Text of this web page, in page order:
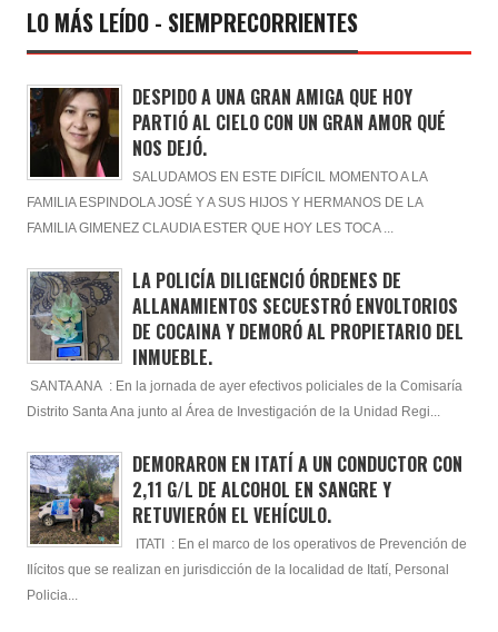
LO MÁS LEÍDO - SIEMPRECORRIENTES
DESPIDO A UNA GRAN AMIGA QUE HOY
PARTIÓ AL CIELO CON UN GRAN AMOR QUÉ
NOS DEJÓ.
SALUDAMOS EN ESTE DIFÍCIL MOMENTO A LA
FAMILIA ESPINDOLA JOSÉ Y A SUS HIJOS Y HERMANOS DE LA
FAMILIA GIMENEZ CLAUDIA ESTER QUE HOY LES TOCA ...
LA POLICÍA DILIGENCIÓ ÓRDENES DE
ALLANAMIENTOS SECUESTRÓ ENVOLTORIOS
DE COCAINA Y DEMORÓ AL PROPIETARIO DEL
INMUEBLE.
SANTA ANA : En la jornada de ayer efectivos policiales de la Comisaría
Distrito Santa Ana junto al Área de Investigación de la Unidad Regi...
DEMORARON EN ITATÍ A UN CONDUCTOR CON
2,11 G/L DE ALCOHOL EN SANGRE Y
RETUVIERÓN EL VEHÍCULO.
ITATI : En el marco de los operativos de Prevención de
Ilícitos que se realizan en jurisdicción de la localidad de Itatí, Personal
Policia...